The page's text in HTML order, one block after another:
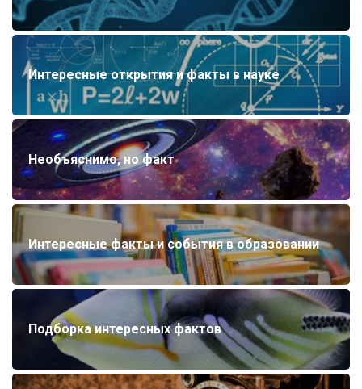
Интересные открытия и факты в науке
Необъяснимо, но факт
Интересные факты и события в образовании
Подборка интересных фактов